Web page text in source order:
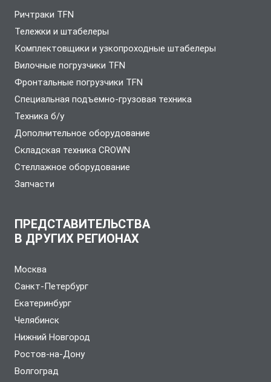
Ричтраки TFN
Тележки и штабелеры
Комплектовщики и узкопроходные штабелеры
Вилочные погрузчики TFN
Фронтальные погрузчики TFN
Специальная подъемно-грузовая техника
Техника б/у
Дополнительное оборудование
Складская техника CROWN
Стеллажное оборудование
Запчасти
ПРЕДСТАВИТЕЛЬСТВА
В ДРУГИХ РЕГИОНАХ
Москва
Санкт-Петербург
Екатеринбург
Челябинск
Нижний Новгород
Ростов-на-Дону
Волгоград